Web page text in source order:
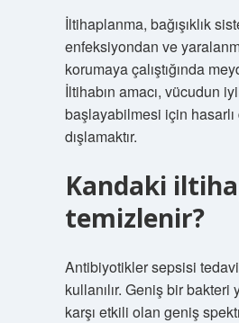
İltihaplanma, bağışıklık
enfeksiyondan ve
korumaya çalıştığında
İltihabın amacı, vücudun
başlayabilmesi için
dışlamaktır.
Kandaki
temizlenir?
Antibiyotikler sepsisi
kullanılır. Geniş bir
karşı etkili olan geniş